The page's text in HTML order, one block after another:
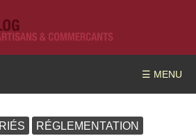
☰ MENU
RÉGLEMENTATION